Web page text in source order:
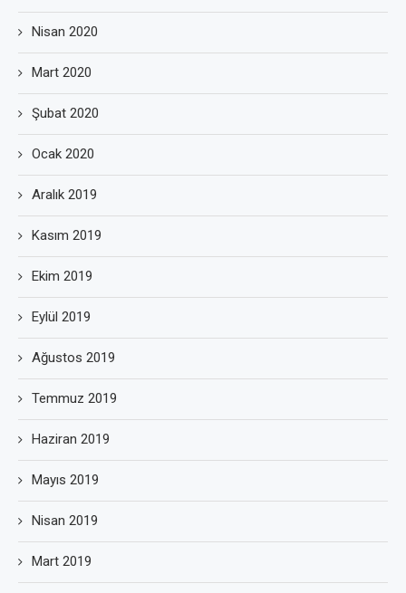
Nisan 2020
Mart 2020
Şubat 2020
Ocak 2020
Aralık 2019
Kasım 2019
Ekim 2019
Eylül 2019
Ağustos 2019
Temmuz 2019
Haziran 2019
Mayıs 2019
Nisan 2019
Mart 2019